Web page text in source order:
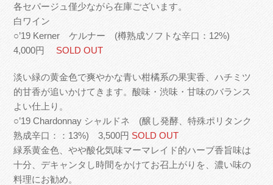
各セパージュ僅少ながら在庫ございます。
白ワイン
○’19 Kerner ケルナー (樽熟成ソフトな辛口：12%)
4,000円SOLD OUT
淡い緑の黄金色で爽やかな青い柑橘系の果実香、ハチミツ
的甘香が追いかけてきます。酸味・渋味・甘味のバランス
よい仕上り。
○’19 Chardonnay シャルドネ (醸し発酵、特殊ポリタンク
熟成辛口：：13%) 3,500円 SOLD OUT
緑系黄金色、やや酸化気味マーマレイド的ハーブ香旨味は
十分、デキャンタし時間をかけてお召上がりを、濃い味の
料理にお勧め。